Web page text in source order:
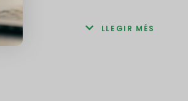
LLEGIR MÉS